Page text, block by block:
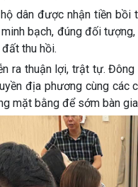
dân được nhận tiền
bạch, đúng đối
thu hồi.
ra thuận lợi, trật tự.
địa phương cùng các
mặt bằng để sớm bàn